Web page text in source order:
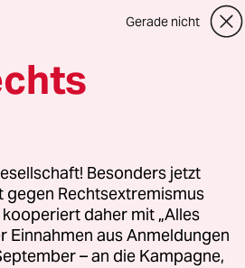
für
sowie
als
was
Gerade nicht
Besonders jetzt
gegen Rechtsextremismus
daher mit „Alles
Einnahmen aus Anmeldungen
– an die Kampagne,